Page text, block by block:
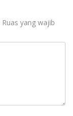
Ruas yang wajib